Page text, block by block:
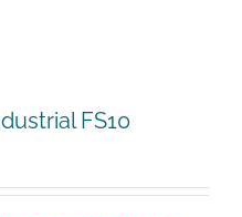
FS10